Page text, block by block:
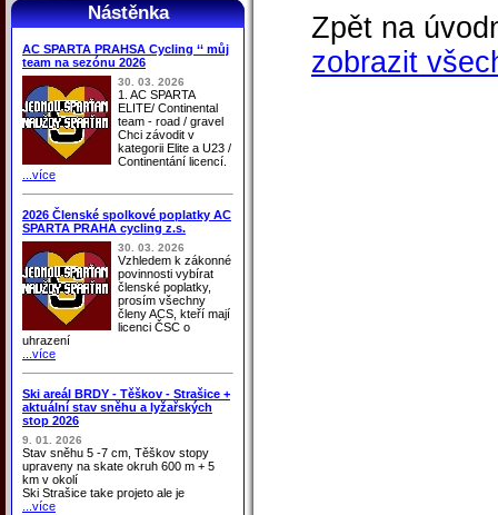
Nástěnka
AC SPARTA PRAHSA Cycling ‘‘ můj
team na sezónu 2026
30. 03. 2026
1. AC SPARTA
ELITE/ Continental
team - road / gravel
Chci závodit v
kategorii Elite a U23 /
Continentání licencí.
...více
2026 Členské spolkové poplatky AC
SPARTA PRAHA cycling z.s.
30. 03. 2026
Vzhledem k zákonné
povinnosti vybírat
členské poplatky,
prosím všechny
členy ACS, kteří mají
licenci ČSC o
uhrazení
...více
Ski areál BRDY - Těškov - Strašice +
aktuální stav sněhu a lyžařských
stop 2026
9. 01. 2026
Stav sněhu 5 -7 cm, Těškov stopy
upraveny na skate okruh 600 m + 5
km v okolí
Ski Strašice take projeto ale je
...více
Zpět na
zobrazit